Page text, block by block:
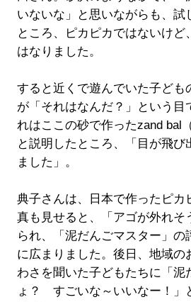
いないな」と思いながらも、試
ところ、ピカピカではないけど
はなりました。
すると近くで遊んでいた子ども
が「それはなんだ？」という目
れはここの砂で作ったzand bal
と説明したところ、「目が飛び
ました」。
典子さんは、日本で作ったピカ
真も見せると、「アゴが外れそ
られ、「泥だんごマスター」の
に広まりました。後日、地域の
わさを聞いた子どもたちに「泥
ょ？ すごいな～いいなー！」